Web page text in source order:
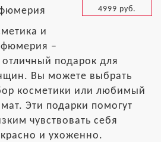
4999 руб.
и
–
отличный подарок для
Вы можете выбрать
косметики или любимый
Эти подарки помогут
чувствовать себя
и ухоженно.